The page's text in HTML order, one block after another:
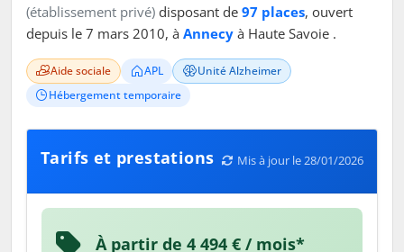
(établissement privé) disposant de 97 places, ouvert
depuis le 7 mars 2010, à Annecy à Haute Savoie .
Aide sociale APL
Unité Alzheimer
Hébergement temporaire
Tarifs et prestations Mis à jour le 28/01/2026
À partir de 4 494 € / mois*